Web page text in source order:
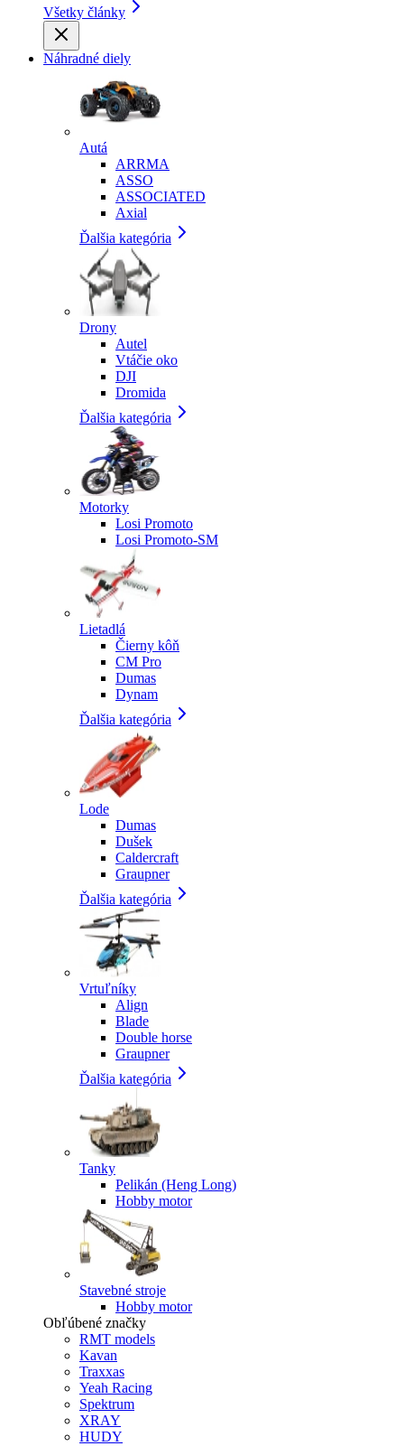
Všetky články
Náhradné diely
Autá
ARRMA
ASSO
ASSOCIATED
Axial
Ďalšia kategória
Drony
Autel
Vtáčie oko
DJI
Dromida
Ďalšia kategória
Motorky
Losi Promoto
Losi Promoto-SM
Lietadlá
Čierny kôň
CM Pro
Dumas
Dynam
Ďalšia kategória
Lode
Dumas
Dušek
Caldercraft
Graupner
Ďalšia kategória
Vrtuľníky
Align
Blade
Double horse
Graupner
Ďalšia kategória
Tanky
Pelikán (Heng Long)
Hobby motor
Stavebné stroje
Hobby motor
Obľúbené značky
RMT models
Kavan
Traxxas
Yeah Racing
Spektrum
XRAY
HUDY